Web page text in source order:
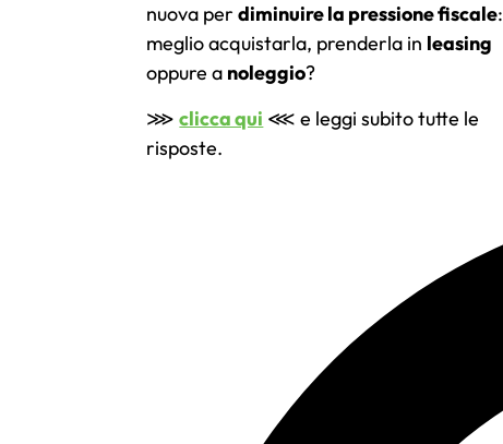
nuova perdiminuire la pressione fiscale:
meglio acquistarla, prenderla in leasing
oppure a noleggio?
⋙clicca qui ⋘ e leggi subito tutte le
risposte.